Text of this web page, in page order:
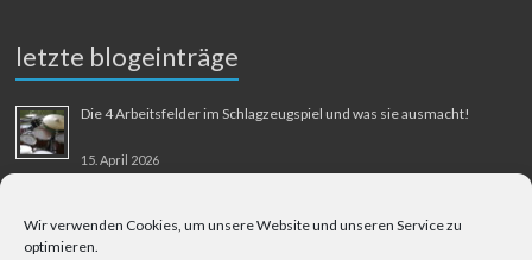
Wir verwenden Cookies, um unsere Website und unseren Service zu
optimieren.
letzte blogeinträge
Die 4 Arbeitsfelder im Schlagzeugspiel und was sie ausmacht!
15. April 2026
31. August 2025